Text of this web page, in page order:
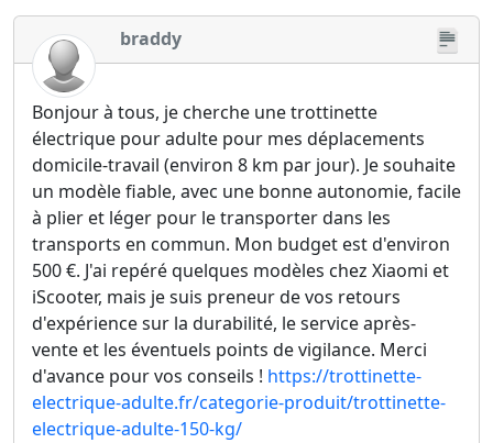
braddy
Bonjour à tous, je cherche une trottinette
électrique pour adulte pour mes déplacements
domicile-travail (environ 8 km par jour). Je souhaite
un modèle fiable, avec une bonne autonomie, facile
à plier et léger pour le transporter dans les
transports en commun. Mon budget est d'environ
500 €. J'ai repéré quelques modèles chez Xiaomi et
iScooter, mais je suis preneur de vos retours
d'expérience sur la durabilité, le service après-
vente et les éventuels points de vigilance. Merci
d'avance pour vos conseils ! https://trottinette-
electrique-adulte.fr/categorie-produit/trottinette-
electrique-adulte-150-kg/